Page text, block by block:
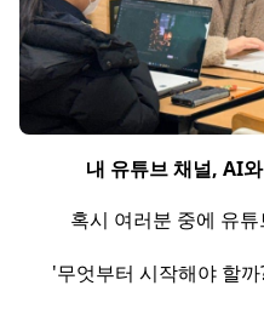
내 유튜브 채널, AI
혹시 여러분 중에 유
'무엇부터 시작해야 할